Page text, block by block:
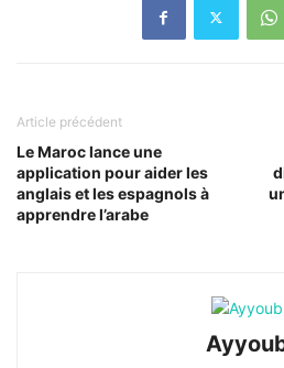
Article précédent
Le Maroc lance une
application pour aider les
anglais et les espagnols à
apprendre l’arabe